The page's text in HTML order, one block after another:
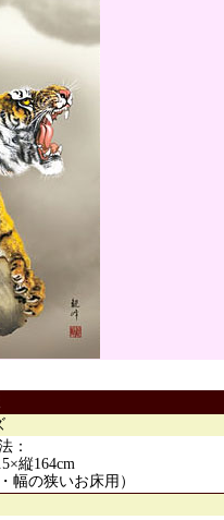
：
縦164cm
幅の狭いお床用）